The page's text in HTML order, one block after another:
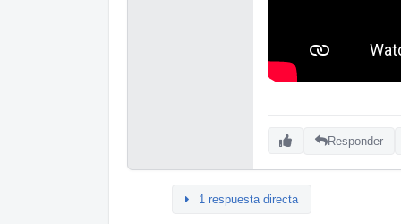
Responder
1 respuesta directa